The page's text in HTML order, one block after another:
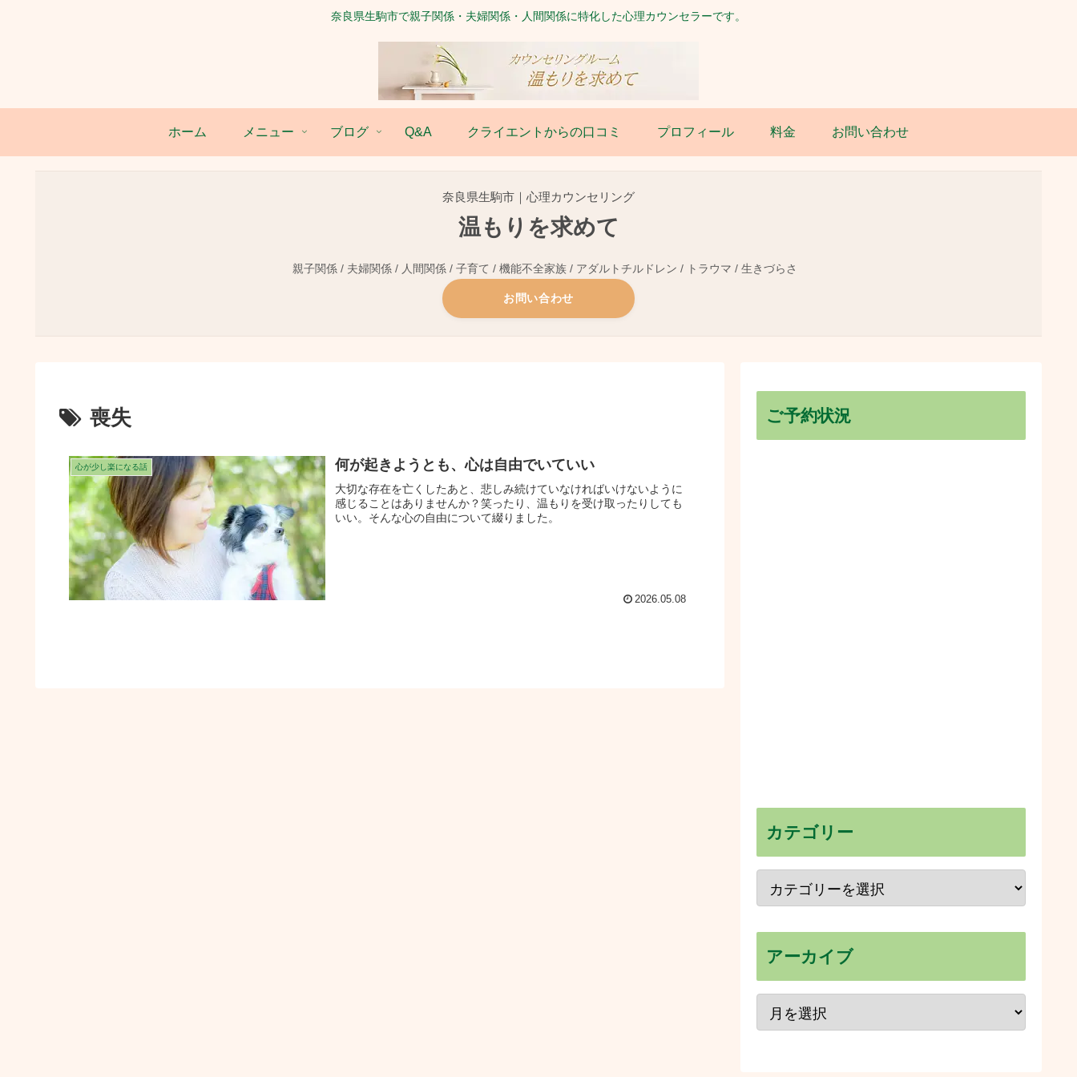
奈良県生駒市で親子関係・夫婦関係・人間関係に特化した心理カウンセラーです。
ホーム メニュー ブログ Q&A クライエントからの口コミ プロフィール 料金 お問い合わせ
奈良県生駒市｜心理カウンセリング
温もりを求めて
親子関係 / 夫婦関係 / 人間関係 / 子育て / 機能不全家族 / アダルトチルドレン / トラウマ / 生きづらさ
お問い合わせ
喪失
心が少し楽になる話 何が起きようとも、心は自由でいていい
大切な存在を亡くしたあと、悲しみ続けていなければいけないように
感じることはありませんか？笑ったり、温もりを受け取ったりしても
いい。そんな心の自由について綴りました。
2026.05.08
ご予約状況
カテゴリー
アーカイブ